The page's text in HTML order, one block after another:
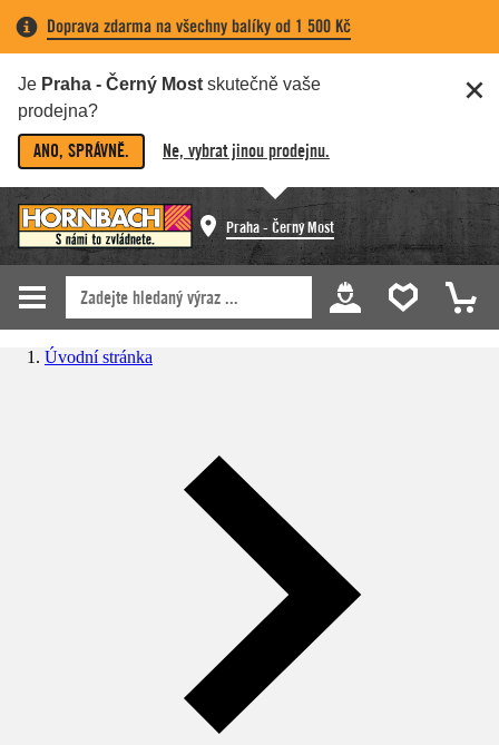
Doprava zdarma na všechny balíky od 1 500 Kč
Je Praha - Černý Most skutečně vaše
prodejna?
ANO, SPRÁVNĚ. Ne, vybrat jinou prodejnu.
Praha - Černý Most
Úvodní stránka